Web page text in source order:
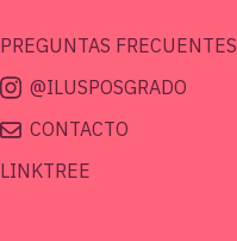
PREGUNTAS FRECUENTES
@ILUSPOSGRADO
CONTACTO
LINKTREE